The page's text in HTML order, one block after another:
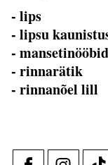
- lips
- lipsu
- mansetinööbid
- rinnarätik
- rinnanõel lill